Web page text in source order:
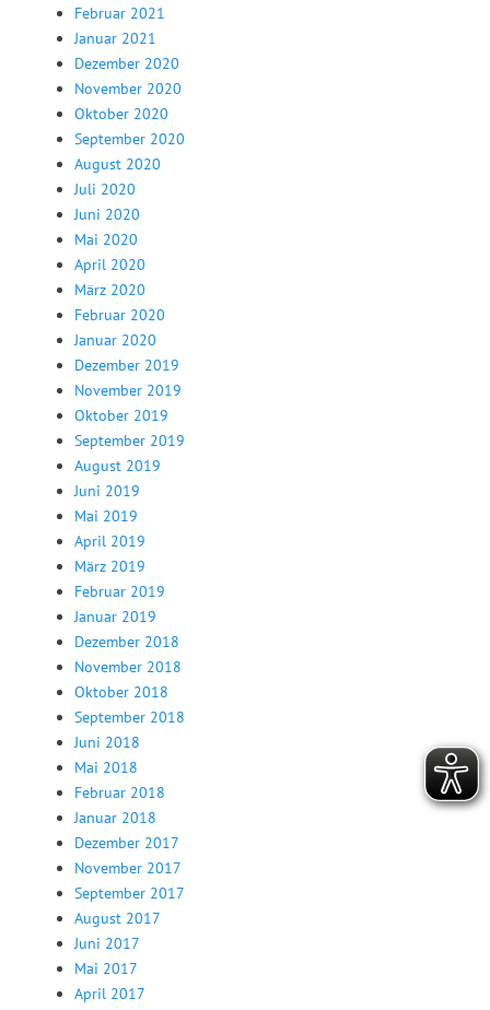
Februar 2021
Januar 2021
Dezember 2020
November 2020
Oktober 2020
September 2020
August 2020
Juli 2020
Juni 2020
Mai 2020
April 2020
März 2020
Februar 2020
Januar 2020
Dezember 2019
November 2019
Oktober 2019
September 2019
August 2019
Juni 2019
Mai 2019
April 2019
März 2019
Februar 2019
Januar 2019
Dezember 2018
November 2018
Oktober 2018
September 2018
Juni 2018
Mai 2018
Februar 2018
Januar 2018
Dezember 2017
November 2017
September 2017
August 2017
Juni 2017
Mai 2017
April 2017